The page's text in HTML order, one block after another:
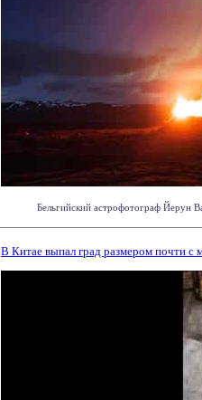
Бельгийский астрофотограф Йерун
В Китае выпал град размером почти с